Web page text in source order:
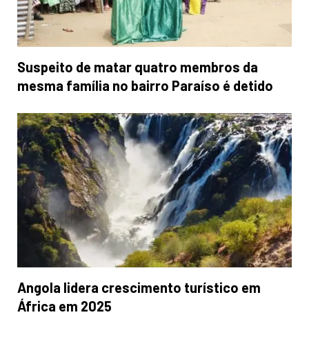
Suspeito de matar quatro membros da
mesma família no bairro Paraíso é detido
Angola lidera crescimento turístico em
África em 2025